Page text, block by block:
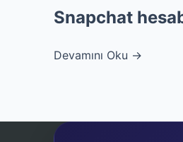
Snapchat
Devamını Oku →